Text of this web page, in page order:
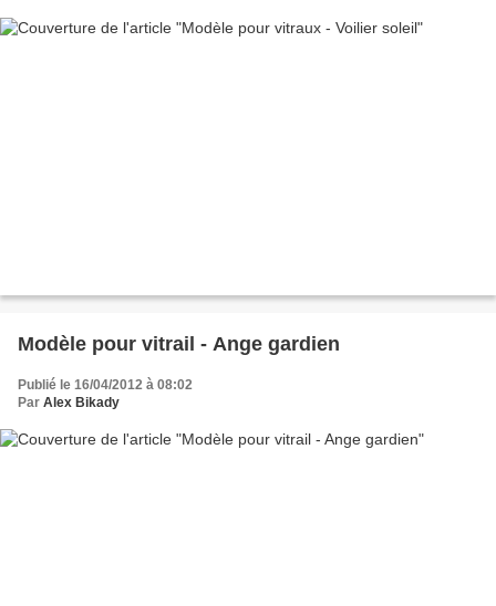
Modèle pour vitrail - Ange gardien
Publié le 16/04/2012 à 08:02
Par Alex Bikady